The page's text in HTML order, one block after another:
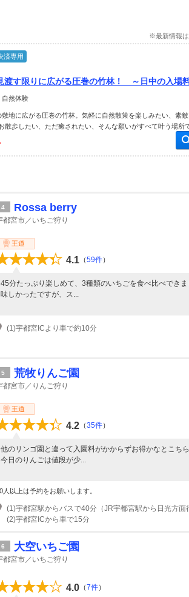
※最新情報は
済専用
渡す限りに広がる圧巻の竹林！ ～日中の入場
自然体験
地に広がる圧巻の竹林。気軽に自然散策を楽しみたい、素
散歩したい、ただ癒されたい、そんな願いがすべて叶う場所
4 Rossa berry
都宮市／いちご狩り
王道
4.1 （59件）
45分たっぷり楽しめて、3種類のいちごを食べ比べでき
味しかったですが、ス...
(1)宇都宮ICより車で約10分
5 荒牧りんご園
都宮市／りんご狩り
王道
4.2 （35件）
他のリンゴ園と違って入園料がかからずお得かなとこち
今日のりんごは値段が少...
人以上は予約をお願いします。
(2)宇都宮ICから車で15分
6 大空いちご園
都宮市／いちご狩り
4.0 （7件）